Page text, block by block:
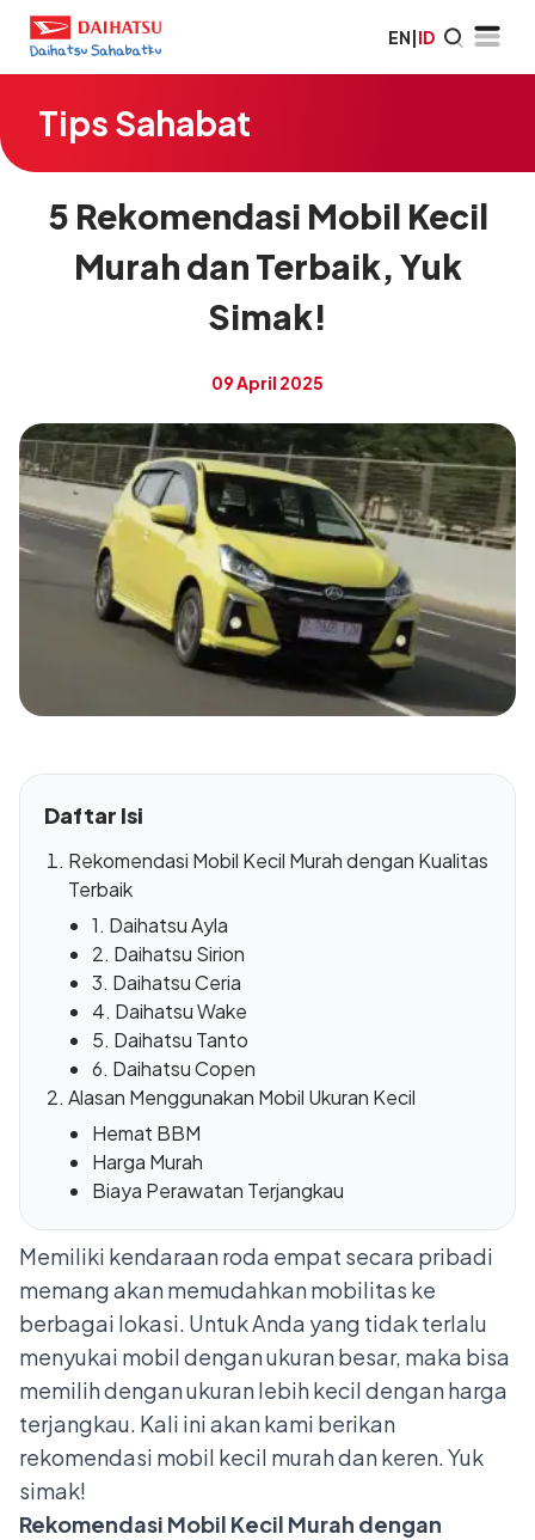
EN|ID
Tips Sahabat
5 Rekomendasi Mobil Kecil
Murah dan Terbaik, Yuk
Simak!
09 April 2025
Daftar Isi
Rekomendasi Mobil Kecil Murah dengan Kualitas
Terbaik
1. Daihatsu Ayla
2. Daihatsu Sirion
3. Daihatsu Ceria
4. Daihatsu Wake
5. Daihatsu Tanto
6. Daihatsu Copen
Alasan Menggunakan Mobil Ukuran Kecil
Hemat BBM
Harga Murah
Biaya Perawatan Terjangkau
Memiliki kendaraan roda empat secara pribadi
memang akan memudahkan mobilitas ke
berbagai lokasi. Untuk Anda yang tidak terlalu
menyukai mobil dengan ukuran besar, maka bisa
memilih dengan ukuran lebih kecil dengan harga
terjangkau. Kali ini akan kami berikan
rekomendasi mobil kecil murah dan keren. Yuk
simak!
Rekomendasi Mobil Kecil Murah dengan